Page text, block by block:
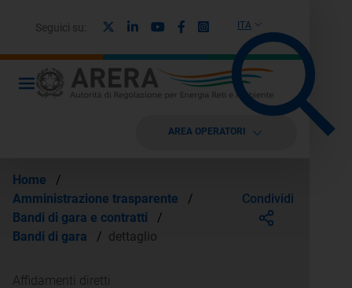
ITA
Seguici su: LinkedinYoutubeFacebook
Instagram
AREA OPERATORI
Home
/
Amministrazione trasparente
/
Bandi di gara e contratti
/
Bandi di gara
/ dettaglio
Condividi
Affidamenti diretti